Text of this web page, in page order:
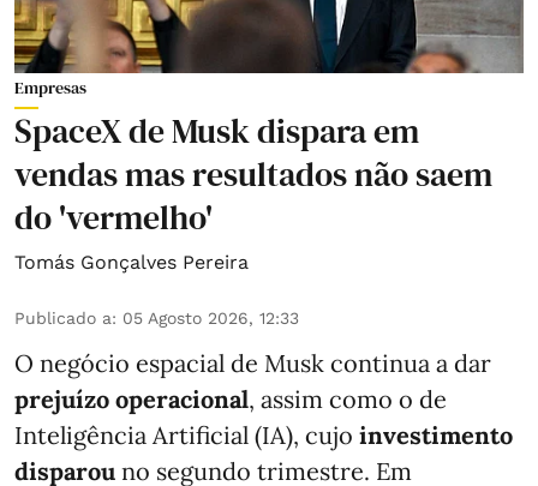
Empresas
SpaceX de Musk dispara em
vendas mas resultados não saem
do 'vermelho'
Tomás Gonçalves Pereira
Publicado a: 05 Agosto 2026, 12:33
O negócio espacial de Musk continua a dar
prejuízo operacional, assim como o de
Inteligência Artificial (IA), cujo investimento
disparou no segundo trimestre. Em